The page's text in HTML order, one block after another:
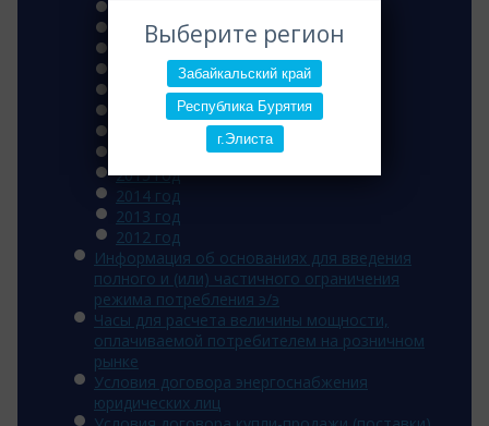
Выберите регион
Забайкальский край
Республика Бурятия
г.Элиста
2022 год
2020 год
2019 год
2018 год
2015 год
2014 год
2013 год
2012 год
Информация об основаниях для введения
полного и (или) частичного ограничения
режима потребления э/э
Часы для расчета величины мощности,
оплачиваемой потребителем на розничном
рынке
Условия договора энергоснабжения
юридических лиц